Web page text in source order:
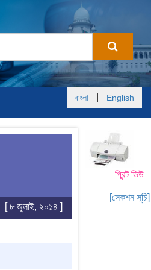
বাংলা English
প্রিন্ট ভিউ
[সেকশন সূচি]
[ ৮ জুলাই, ২০১৪ ]